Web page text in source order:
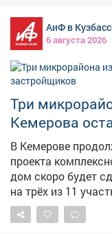
другие. Проверил,
отставания в
Надеюсь, в
для того, чтобы
работу.
АиФ в
6 августа 2026
Три
Кемерова
В Кемерове
проекта
дом скоро будет
на трёх из 11
Житель
выразил